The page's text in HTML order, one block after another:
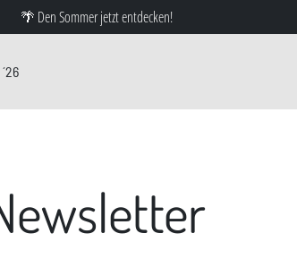
🌴 Den Sommer jetzt entdecken!